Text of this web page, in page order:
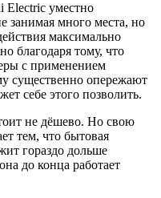
Electric уместно
занимая много места, но
максимально
благодаря тому, что
с применением
существенно опережают
себе этого позволить.
не дёшево. Но свою
тем, что бытовая
гораздо дольше
до конца работает